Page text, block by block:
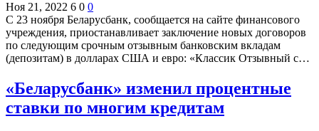
Ноя 21, 2022 6 0 0
С 23 ноября Беларусбанк, сообщается на сайте финансового
учреждения, приостанавливает заключение новых договоров
по следующим срочным отзывным банковским вкладам
(депозитам) в долларах США и евро: «Классик Отзывный с…
«Беларусбанк» изменил процентные
ставки по многим кредитам